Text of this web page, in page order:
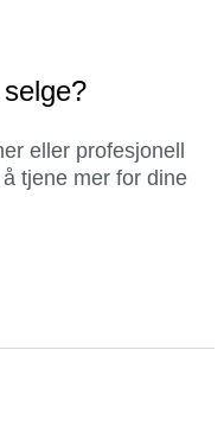
eller profesjonell
tjene mer for dine